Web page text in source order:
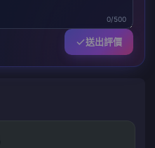
0/500
送出評價